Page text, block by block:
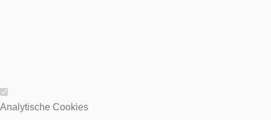
Wesentliche Cookies
Analytische Cookies